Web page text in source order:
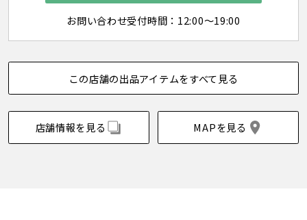
お問い合わせ受付時間：12:00～19:00
この店舗の出品アイテムをすべて見る
店舗情報を見る MAPを見る